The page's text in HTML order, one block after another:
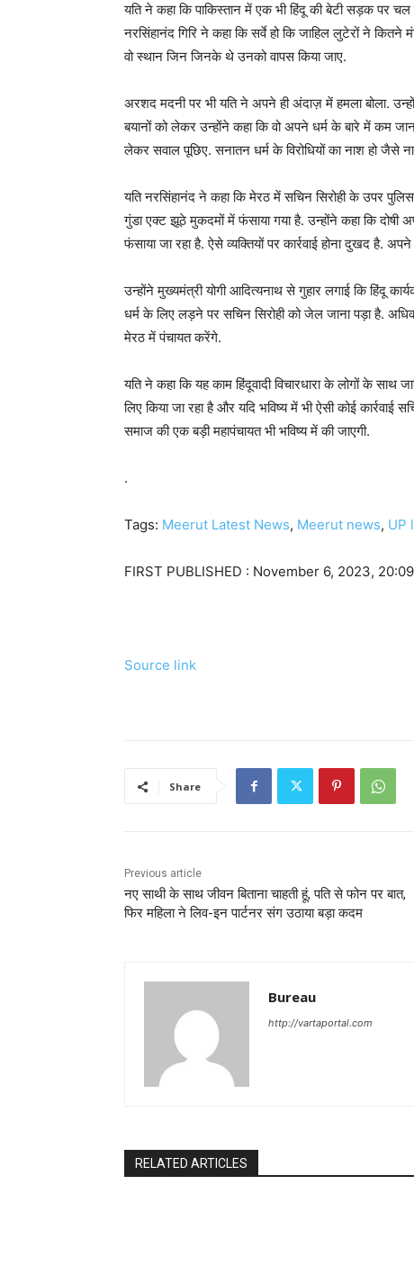
यति ने कहा कि पाकिस्तान में एक भी हिंदू की बेटी सड़क पर
नरसिंहानंद गिरि ने कहा कि सर्वे हो कि जाहिल लुटेरों ने कितने
वो स्थान जिन जिनके थे उनको वापस किया जाए.
अरशद मदनी पर भी यति ने अपने ही अंदाज़ में हमला बोला.
बयानों को लेकर उन्होंने कहा कि वो अपने धर्म के बारे में कम
लेकर सवाल पूछिए. सनातन धर्म के विरोधियों का नाश हो जैसे
यति नरसिंहानंद ने कहा कि मेरठ में सचिन सिरोही के उपर
गुंडा एक्ट झूठे मुकदमों में फंसाया गया है. उन्होंने कहा कि दोषी
फंसाया जा रहा है. ऐसे व्यक्तियों पर कार्रवाई होना दुखद है.
उन्होंने मुख्यमंत्री योगी आदित्यनाथ से गुहार लगाई कि हिंदू
धर्म के लिए लड़ने पर सचिन सिरोही को जेल जाना पड़ा है.
मेरठ में पंचायत करेंगे.
यति ने कहा कि यह काम हिंदूवादी विचारधारा के लोगों के
लिए किया जा रहा है और यदि भविष्य में भी ऐसी कोई
समाज की एक बड़ी महापंचायत भी भविष्य में की जाएगी.
.
Tags: Meerut Latest News, Meerut news, UP
FIRST PUBLISHED : November 6, 2023,
Source link
Share
Previous article
नए साथी के साथ जीवन बिताना चाहती हूं, पति से फोन पर बात,
फिर महिला ने लिव-इन पार्टनर संग उठाया बड़ा कदम
Bureau
http://vartaportal.com
RELATED ARTICLES